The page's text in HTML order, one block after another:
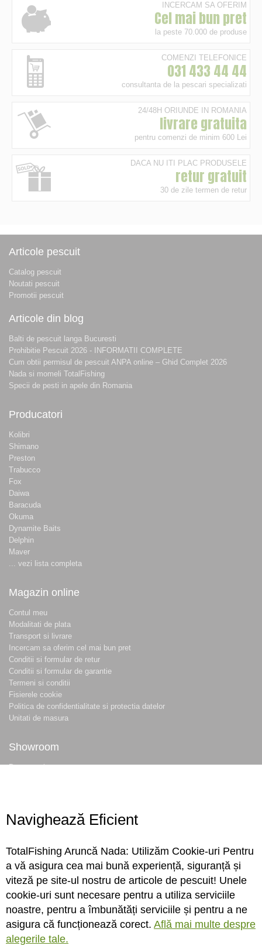
INCERCAM SA OFERIM
Cel mai bun pret
la peste 70.000 de produse
COMENZI TELEFONICE
031 433 44 44
consultanta de la pescari specializati
24/48H ORIUNDE IN ROMANIA
livrare gratuita
pentru comenzi de minim 600 Lei
DACA NU ITI PLAC PRODUSELE
retur gratuit
30 de zile termen de retur
Articole pescuit
Catalog pescuit
Noutati pescuit
Promotii pescuit
Articole din blog
Balti de pescuit langa Bucuresti
Prohibitie Pescuit 2026 - INFORMATII COMPLETE
Cum obtii permisul de pescuit ANPA online – Ghid Complet 2026
Nada si momeli TotalFishing
Specii de pesti in apele din Romania
Producatori
Kolibri
Shimano
Preston
Trabucco
Fox
Daiwa
Baracuda
Okuma
Dynamite Baits
Delphin
Maver
... vezi lista completa
Magazin online
Contul meu
Modalitati de plata
Transport si livrare
Incercam sa oferim cel mai bun pret
Conditii si formular de retur
Conditii si formular de garantie
Termeni si conditii
Fisierele cookie
Politica de confidentialitate si protectia datelor
Unitati de masura
Showroom
Despre noi
Conecteaza-te
Sa ne cunoastem mai bine. Vino alaturi de noi pe reteaua ta preferata. Te
asteptam cu stiri, surprize, concursuri, premii ...
Navighează Eficient
TotalFishing Aruncă Nada: Utilizăm Cookie-uri Pentru
a vă asigura cea mai bună experiență, siguranță și
viteză pe site-ul nostru de articole de pescuit! Unele
cookie-uri sunt necesare pentru a utiliza serviciile
noastre, pentru a îmbunătăți serviciile și pentru a ne
asigura că funcționează corect. Află mai multe despre
alegerile tale.